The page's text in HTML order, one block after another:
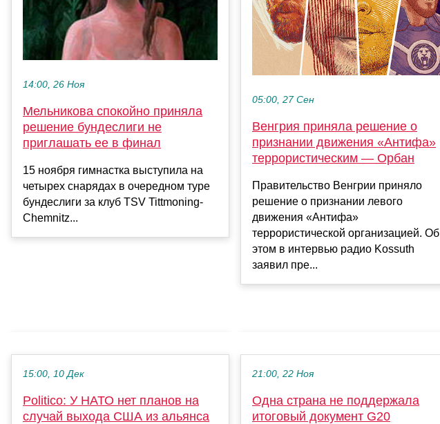
14:00, 26 Ноя
Мельникова спокойно приняла
решение бундеслиги не
приглашать ее в финал
15 ноября гимнастка выступила на
четырех снарядах в очередном туре
бундеслиги за клуб TSV Tittmoning-
Chemnitz...
05:00, 27 Сен
Венгрия приняла решение о
признании движения «Антифа»
террористическим — Орбан
Правительство Венгрии приняло
решение о признании левого
движения «Антифа»
террористической организацией. Об
этом в интервью радио Kossuth
заявил пре...
15:00, 10 Дек
Politico: У НАТО нет планов на
случай выхода США из альянса
21:00, 22 Ноя
Одна страна не поддержала
итоговый документ G20